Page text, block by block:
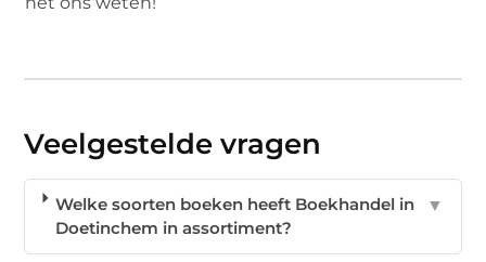
Veelgestelde vragen
Welke soorten boeken heeft Boekhandel in
Doetinchem in assortiment?
▼